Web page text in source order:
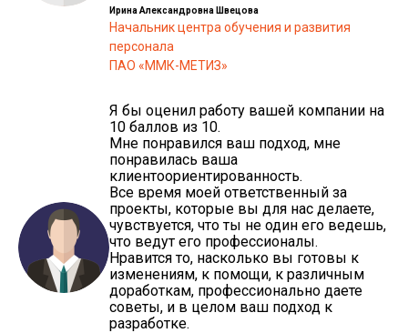
Ирина Александровна Швецова
Начальник центра обучения и развития
персонала
ПАО «ММК-МЕТИЗ»
Я бы оценил работу вашей компании на
10 баллов из 10.
Мне понравился ваш подход, мне
понравилась ваша
клиентоориентированность.
Все время моей ответственный за
проекты, которые вы для нас делаете,
чувствуется, что ты не один его ведешь,
что ведут его профессионалы.
Нравится то, насколько вы готовы к
изменениям, к помощи, к различным
доработкам, профессионально даете
советы, и в целом ваш подход к
разработке.